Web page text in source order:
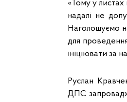
«Тому у листах
надалі не
Наголошуємо
для
ініціювати за
Руслан
ДПС